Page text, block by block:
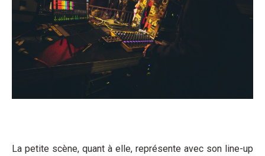
La petite scène, quant à elle, représente avec son line-up